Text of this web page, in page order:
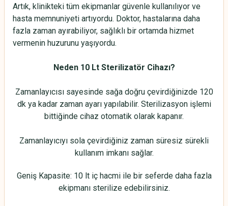
Artık, klinikteki tüm ekipmanlar güvenle kullanılıyor ve
hasta memnuniyeti artıyordu. Doktor, hastalarına daha
fazla zaman ayırabiliyor, sağlıklı bir ortamda hizmet
vermenin huzurunu yaşıyordu.
Neden 10 Lt Sterilizatör Cihazı?
Zamanlayıcısı sayesinde sağa doğru çevirdiğinizde 120
dk ya kadar zaman ayarı yapılabilir. Sterilizasyon işlemi
bittiğinde cihaz otomatik olarak kapanır.
Zamanlayıcıyı sola çevirdiğiniz zaman süresiz sürekli
kullanım imkanı sağlar.
Geniş Kapasite: 10 lt iç hacmi ile bir seferde daha fazla
ekipmanı sterilize edebilirsiniz.